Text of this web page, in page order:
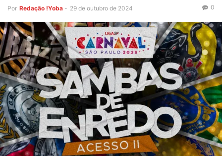
Por Redação !Yoba - 29 de outubro de 2024 0